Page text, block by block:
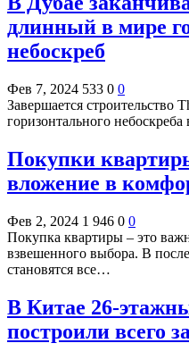
длинный в мире
небоскреб
Фев 7, 2024 533 0 0
Завершается
горизонтального
Покупки
вложение в
Фев 2, 2024 1 946 0 0
Покупка квартиры – это
взвешенного выбора. В
становятся все…
В Китае 26-
построили всего